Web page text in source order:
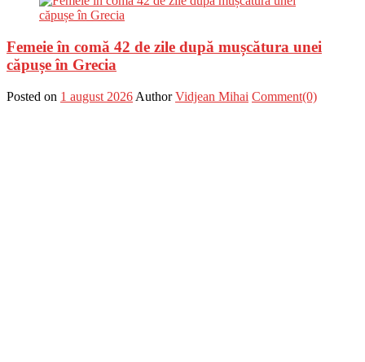
Femeie în comă 42 de zile după mușcătura unei
căpușe în Grecia
Posted on 1 august 2026 Author Vidjean Mihai Comment(0)